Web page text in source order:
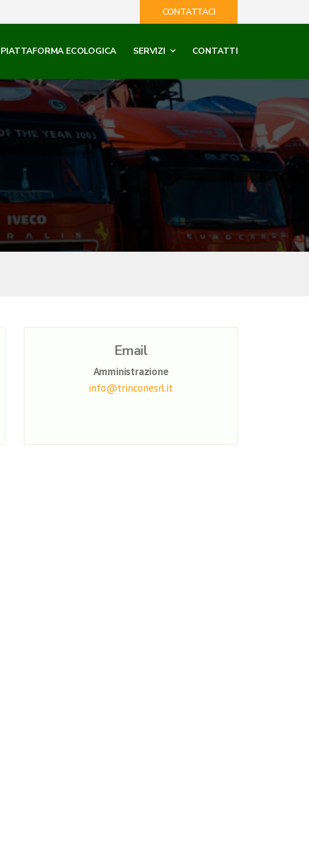
CONTATTACI
PIATTAFORMA ECOLOGICA SERVIZI CONTATTI
Email
Amministrazione
info@trinconesrl.it